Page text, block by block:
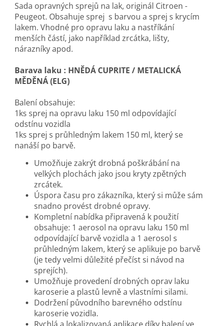
Sada opravných sprejů na lak, originál Citroen -
Peugeot. Obsahuje sprej s barvou a sprej s krycím
lakem. Vhodné pro opravu laku a nastříkání
menších částí, jako například zrcátka, lišty,
nárazníky apod.
Barava laku : HNĚDÁ CUPRITE / METALICKÁ
MĚDĚNÁ (ELG)
Balení obsahuje:
1ks sprej na opravu laku 150 ml odpovídající
odstínu vozidla
1ks sprej s průhledným lakem 150 ml, který se
nanáší po barvě.
Umožňuje zakrýt drobná poškrábání na
velkých plochách jako jsou kryty zpětných
zrcátek.
Úspora času pro zákazníka, který si může sám
snadno provést drobné opravy.
Kompletní nabídka připravená k použití
obsahuje: 1 aerosol na opravu laku 150 ml
odpovídající barvě vozidla a 1 aerosol s
průhledným lakem, který se aplikuje po barvě
(je tedy velmi důležité přečíst si návod na
sprejích).
Umožňuje provedení drobných oprav laku
karoserie a plastů levně a vlastními silami.
Dodržení původního barevného odstínu
karoserie vozidla.